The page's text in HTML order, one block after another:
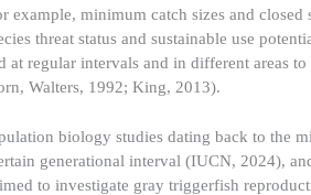
example, minimum catch sizes and
threat status and sustainable use
regular intervals and in different areas
Walters, 1992; King, 2013).
biology studies dating back to the
generational interval (IUCN, 2024),
to investigate gray triggerfish